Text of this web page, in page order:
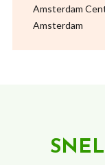
Amsterdam
Amsterdam